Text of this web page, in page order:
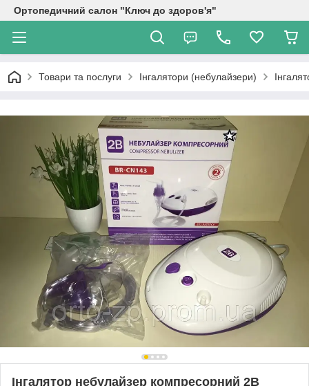
Ортопедичний салон "Ключ до здоров'я"
Товари та послуги Інгалятори (небулайзери)
Інгалятор небулайзер компресорний 2B